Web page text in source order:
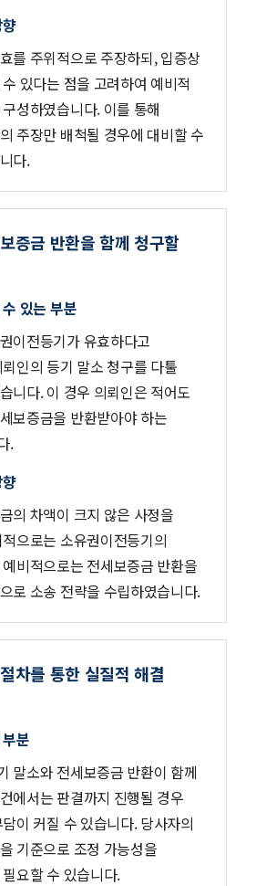
를 주위적으로 주장하되, 입증상
있다는 점을 고려하여 예비적
성하였습니다. 이를 통해
주장만 배척될 경우에 대비할 수
다.
증금 반환을 함께 청구할
있는 부분
이전등기가 유효하다고
인의 등기 말소 청구를 다툴
니다. 이 경우 의뢰인은 적어도
보증금을 반환받아야 하는
.
의 차액이 크지 않은 사정을
으로는 소유권이전등기의
비적으로는 전세보증금 반환을
로 소송 전략을 수립하였습니다.
차를 통한 실질적 해결
분
말소와 전세보증금 반환이 함께
에서는 판결까지 진행될 경우
이 커질 수 있습니다. 당사자의
기준으로 조정 가능성을
요할 수 있습니다.